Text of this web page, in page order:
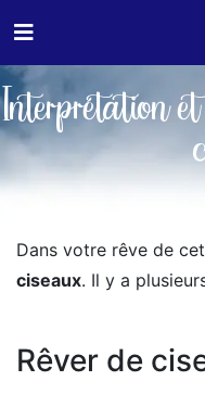
Interprétation
Dans votre rêve de
ciseaux. Il y a
Rêver de